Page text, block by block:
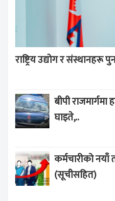
राष्ट्रिय उद्योग र संस्थानहरू
बीपी
घाइते,..
कर्मचारीको
(सूचीसहित)